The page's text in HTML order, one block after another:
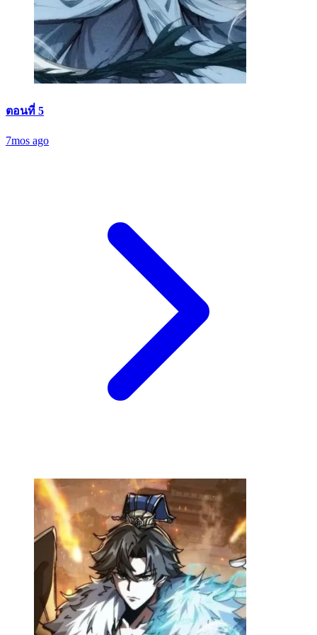
ตอนที่ 5
7mos ago